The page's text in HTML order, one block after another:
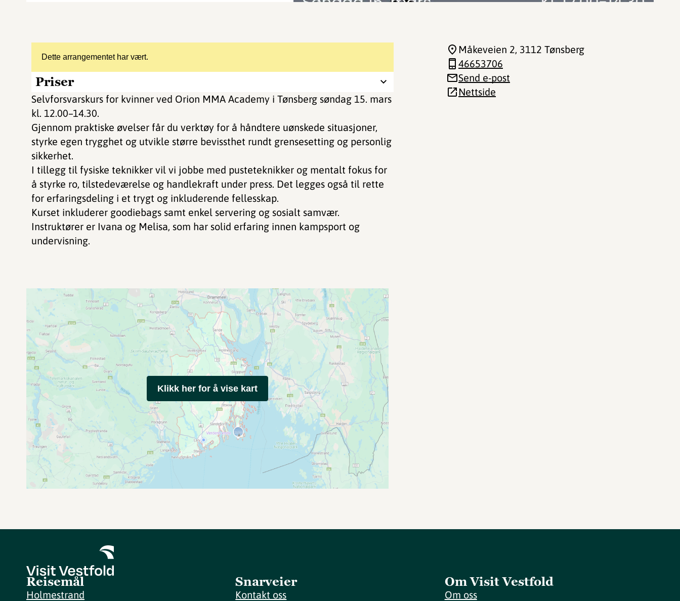
Dette arrangementet har vært.
Priser
Selvforsvarskurs for kvinner ved Orion MMA Academy i Tønsberg søndag 15. mars
kl. 12.00–14.30.
Gjennom praktiske øvelser får du verktøy for å håndtere uønskede situasjoner,
styrke egen trygghet og utvikle større bevissthet rundt grensesetting og personlig
sikkerhet.
I tillegg til fysiske teknikker vil vi jobbe med pusteteknikker og mentalt fokus for
å styrke ro, tilstedeværelse og handlekraft under press. Det legges også til rette
for erfaringsdeling i et trygt og inkluderende fellesskap.
Kurset inkluderer goodiebags samt enkel servering og sosialt samvær.
Instruktører er Ivana og Melisa, som har solid erfaring innen kampsport og
undervisning.
Måkeveien 2, 3112 Tønsberg
46653706
Send e-post
Nettside
Klikk her for å vise kart
Reisemål
Holmestrand
Snarveier
Kontakt oss
Om Visit Vestfold
Om oss